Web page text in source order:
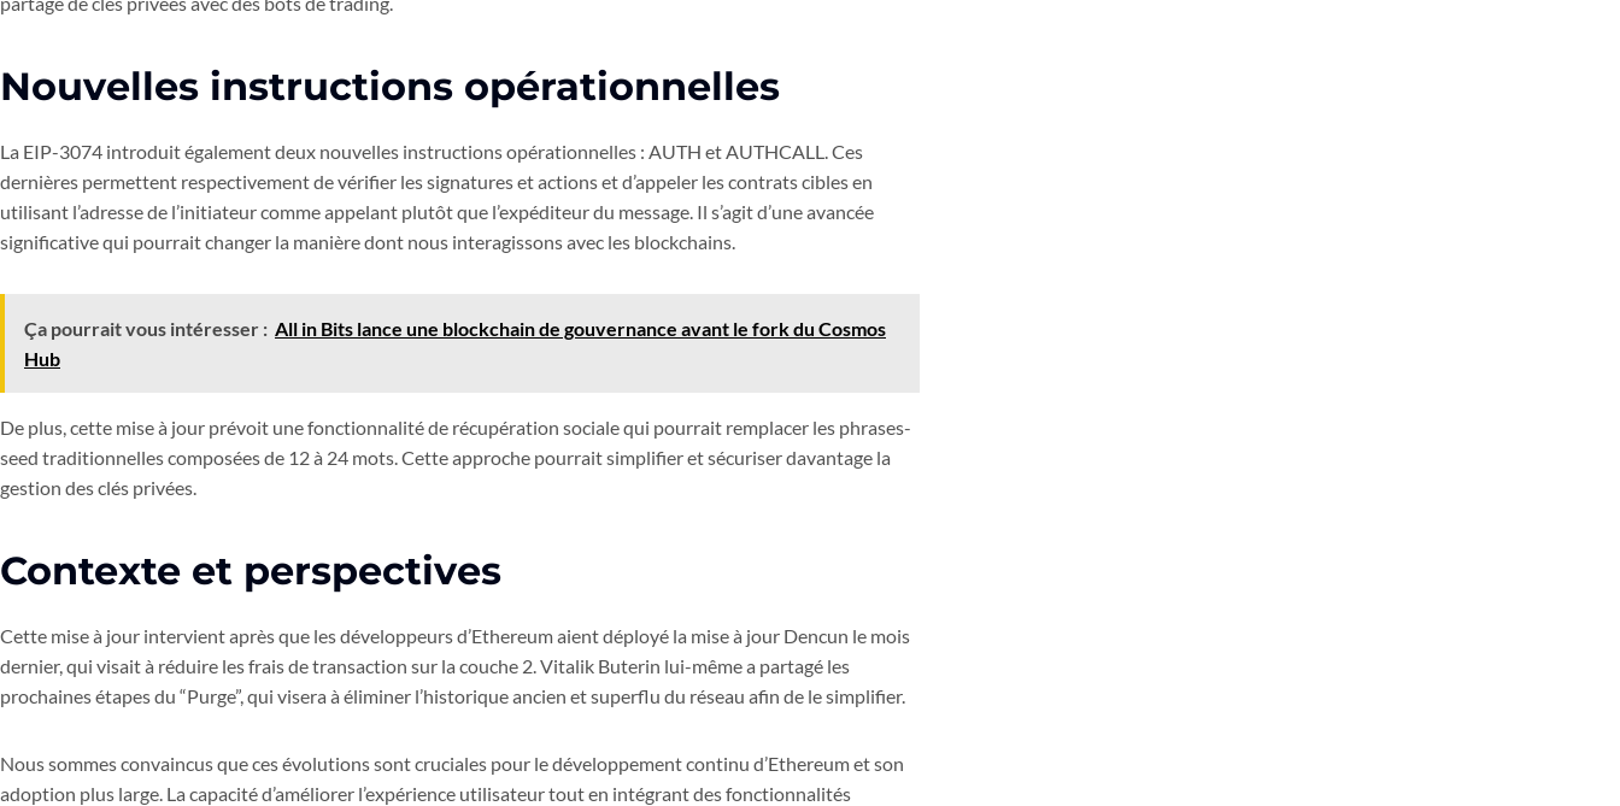
Nouvelles instructions opérationnelles
La EIP-3074 introduit également deux nouvelles instructions opérationnelles : AUTH et AUTHCALL. Ces
dernières permettent respectivement de vérifier les signatures et actions et d’appeler les contrats cibles en
utilisant l’adresse de l’initiateur comme appelant plutôt que l’expéditeur du message. Il s’agit d’une avancée
significative qui pourrait changer la manière dont nous interagissons avec les blockchains.
Ça pourrait vous intéresser : All in Bits lance une blockchain de gouvernance avant le fork du Cosmos
Hub
De plus, cette mise à jour prévoit une fonctionnalité de récupération sociale qui pourrait remplacer les phrases-
seed traditionnelles composées de 12 à 24 mots. Cette approche pourrait simplifier et sécuriser davantage la
gestion des clés privées.
Contexte et perspectives
Cette mise à jour intervient après que les développeurs d’Ethereum aient déployé la mise à jour Dencun le mois
dernier, qui visait à réduire les frais de transaction sur la couche 2. Vitalik Buterin lui-même a partagé les
prochaines étapes du “Purge”, qui visera à éliminer l’historique ancien et superflu du réseau afin de le simplifier.
Nous sommes convaincus que ces évolutions sont cruciales pour le développement continu d’Ethereum et son
adoption plus large. La capacité d’améliorer l’expérience utilisateur tout en intégrant des fonctionnalités